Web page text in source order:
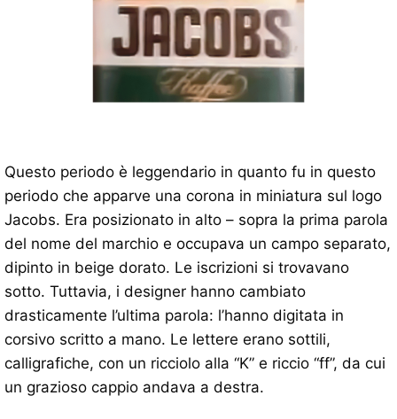
Questo periodo è leggendario in quanto fu in questo
periodo che apparve una corona in miniatura sul logo
Jacobs. Era posizionato in alto – sopra la prima parola
del nome del marchio e occupava un campo separato,
dipinto in beige dorato. Le iscrizioni si trovavano
sotto. Tuttavia, i designer hanno cambiato
drasticamente l’ultima parola: l’hanno digitata in
corsivo scritto a mano. Le lettere erano sottili,
calligrafiche, con un ricciolo alla “K” e riccio “ff”, da cui
un grazioso cappio andava a destra.